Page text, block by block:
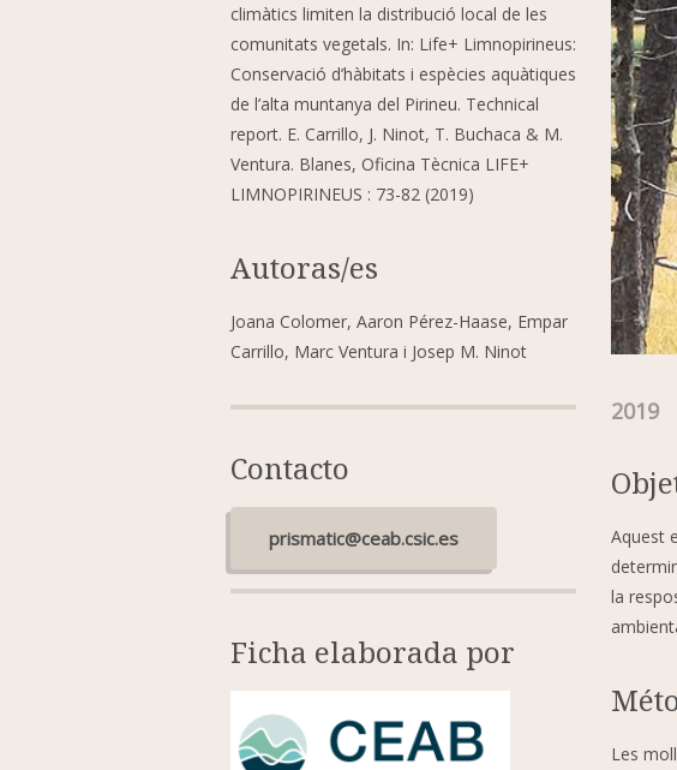
climàtics limiten la distribució local de les
comunitats vegetals. In: Life+ Limnopirineus:
Conservació d’hàbitats i espècies aquàtiques
de l’alta muntanya del Pirineu. Technical
report. E. Carrillo, J. Ninot, T. Buchaca & M.
Ventura. Blanes, Oficina Tècnica LIFE+
LIMNOPIRINEUS : 73-82 (2019)
Autoras/es
Joana Colomer, Aaron Pérez-Haase, Empar
Carrillo, Marc Ventura i Josep M. Ninot
Contacto
prismatic@ceab.csic.es
Ficha elaborada por
2019
Aquest
la
Les